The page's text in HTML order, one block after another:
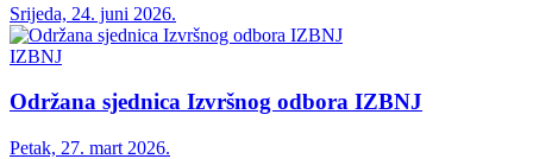
Srijeda, 24. juni 2026.
IZBNJ
Održana sjednica Izvršnog odbora IZBNJ
Petak, 27. mart 2026.